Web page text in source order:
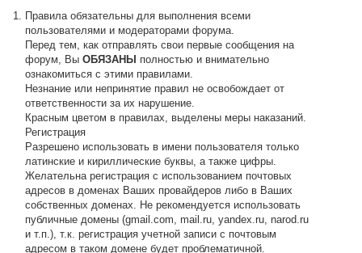
Правила обязательны для выполнения всеми
пользователями и модераторами форума.
Перед тем, как отправлять свои первые сообщения на
форум, ВыОБЯЗАНЫ полностью и внимательно
ознакомиться с этими правилами.
Незнание или непринятие правил не освобождает от
ответственности за их нарушение.
Красным цветом в правилах, выделены меры наказаний.
Регистрация
Разрешено использовать в имени пользователя только
латинские и кириллические буквы, а также цифры.
Желательна регистрация с использованием почтовых
адресов в доменах Ваших провайдеров либо в Ваших
собственных доменах. Не рекомендуется использовать
публичные домены (gmail.com, mail.ru, yandex.ru, narod.ru
и т.п.), т.к. регистрация учетной записи с почтовым
адресом в таком домене будет проблематичной.